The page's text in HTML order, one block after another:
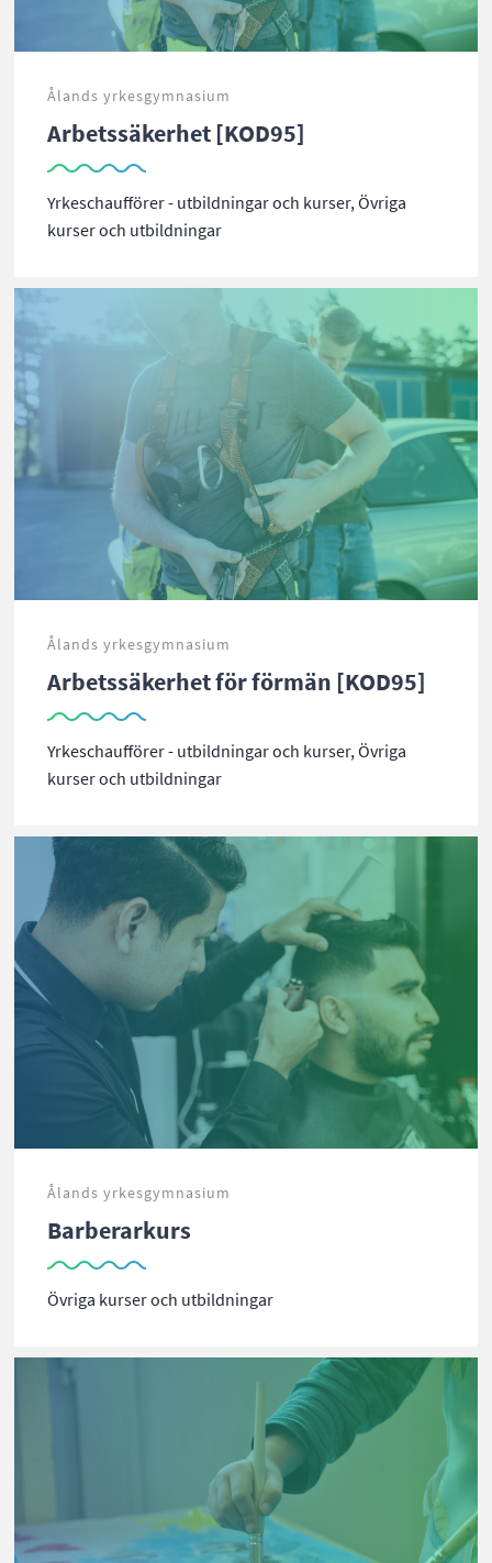
Ålands yrkesgymnasium
Arbetssäkerhet [KOD95]
Yrkeschaufförer - utbildningar och kurser, Övriga
kurser och utbildningar
Ålands yrkesgymnasium
Arbetssäkerhet för förmän [KOD95]
Yrkeschaufförer - utbildningar och kurser, Övriga
kurser och utbildningar
Ålands yrkesgymnasium
Barberarkurs
Övriga kurser och utbildningar